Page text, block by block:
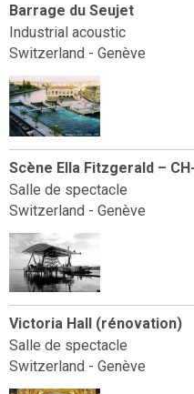
Barrage du Seujet
Industrial acoustic
Switzerland - Genève
Scène Ella Fitzgerald –
Salle de spectacle
Switzerland - Genève
Victoria Hall (rénovation)
Salle de spectacle
Switzerland - Genève